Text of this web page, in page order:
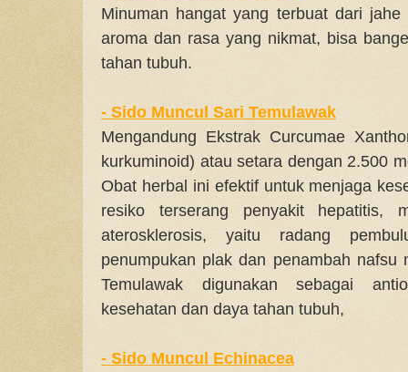
Minuman hangat yang terbuat dari
aroma dan rasa yang nikmat, bisa
tahan tubuh.
- Sido Muncul Sari Temulawak
Mengandung Ekstrak Curcumae
kurkuminoid) atau setara dengan 2.500
Obat herbal ini efektif untuk menjaga
resiko terserang penyakit hepatitis,
aterosklerosis, yaitu radang
penumpukan plak dan penambah nafsu
Temulawak digunakan sebagai
kesehatan dan daya tahan tubuh,
- Sido Muncul Echinacea